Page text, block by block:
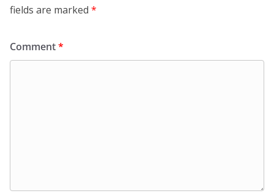
fields are marked *
Comment*